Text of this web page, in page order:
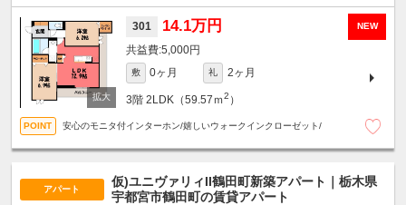
NEW
301 14.1万円
5,000円
敷 0ヶ月 礼 2ヶ月
3階 2LDK（59.57ｍ2 ）
安心のモニタ付インターホン/嬉しいウォークインクローゼット/
アパート
仮)ユニヴァリィII鶴田町新築アパート｜栃木県
宇都宮市鶴田町の賃貸アパート